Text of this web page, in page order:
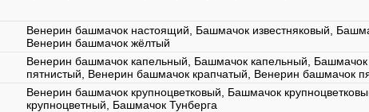
Венерин башмачок настоящий, Башмачок известняковый,
Венерин башмачок жёлтый
Венерин башмачок капельный, Башмачок капельный,
пятнистый, Венерин башмачок крапчатый, Венерин башмачок
Венерин башмачок крупноцветковый, Башмачок
крупноцветный, Башмачок Тунберга